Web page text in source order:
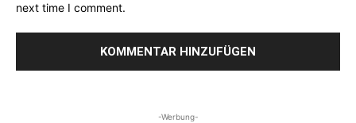
next time I comment.
-Werbung-